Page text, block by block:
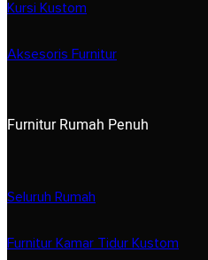
Kursi Kustom
Aksesoris Furnitur
Furnitur Rumah Penuh
Seluruh Rumah
Furnitur Kamar Tidur Kustom